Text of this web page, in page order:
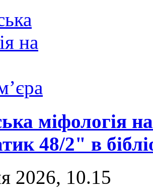
міфологія
48/2" в
2026, 10.15